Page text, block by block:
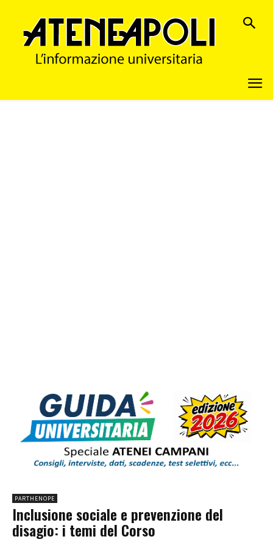
PARTHENOPE
Inclusione sociale e prevenzione del
disagio: i temi del Corso